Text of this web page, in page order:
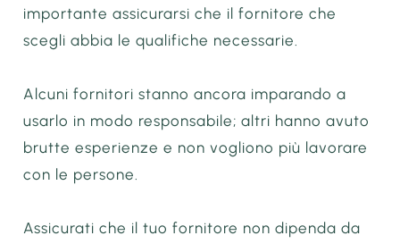
importante assicurarsi che il fornitore che
scegli abbia le qualifiche necessarie.
Alcuni fornitori stanno ancora imparando a
usarlo in modo responsabile; altri hanno avuto
brutte esperienze e non vogliono più lavorare
con le persone.
Assicurati che il tuo fornitore non dipenda da